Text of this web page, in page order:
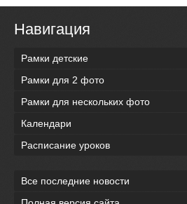
Навигация
Рамки детские
Рамки для 2 фото
Рамки для нескольких фото
Календари
Расписание уроков
Все последние новости